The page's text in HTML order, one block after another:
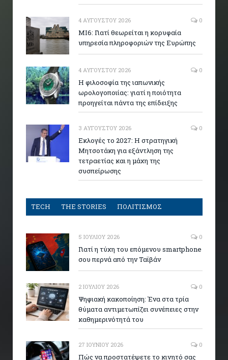
4 ΑΥΓΟΎΣΤΟΥ 2026 0
MI6: Γιατί θεωρείται η κορυφαία
υπηρεσία πληροφοριών της Ευρώπης
4 ΑΥΓΟΎΣΤΟΥ 2026 0
Η φιλοσοφία της ιαπωνικής
ωρολογοποιίας: γιατί η ποιότητα
προηγείται πάντα της επίδειξης
3 ΑΥΓΟΎΣΤΟΥ 2026 0
Εκλογές το 2027: Η στρατηγική
Μητσοτάκη για εξάντληση της
τετραετίας και η μάχη της
συσπείρωσης
TECH THE STORIES ΠΟΛΙΤΙΣΜΟΣ
5 ΙΟΥΛΊΟΥ 2026 0
Γιατί η τύχη του επόμενου smartphone
σου περνά από την Ταϊβάν
2 ΙΟΥΛΊΟΥ 2026 0
Ψηφιακή κακοποίηση: Ένα στα τρία
θύματα αντιμετωπίζει συνέπειες στην
καθημερινότητά του
27 ΙΟΥΝΊΟΥ 2026 0
Πώς να προστατέψετε το κινητό σας